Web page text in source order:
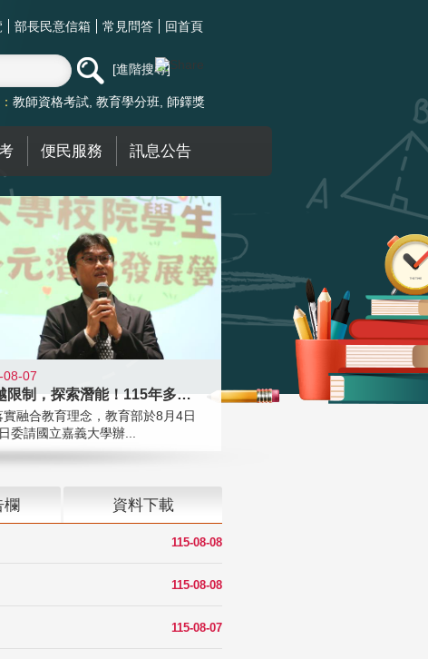
部長民意信箱 常見問答 回首頁
進階搜尋
教師資格考試 教育學分班 師鐸獎
便民服務 訊息公告
08-07
跨越限制，探索潛能！115年多元潛
實融合教育理念，教育部於8月4日
委請國立嘉義大學辦...
欄 資料下載
115-08-08
115-08-08
115-08-07